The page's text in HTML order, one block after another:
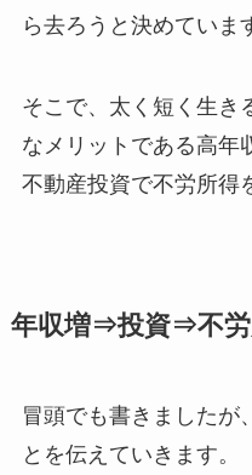
ら去ろうと決めていま
そこで、太く短く生き
なメリットである高年
不動産投資で不労所得
年収増⇒投資⇒不労
冒頭でも書きましたが
とを伝えていきます。